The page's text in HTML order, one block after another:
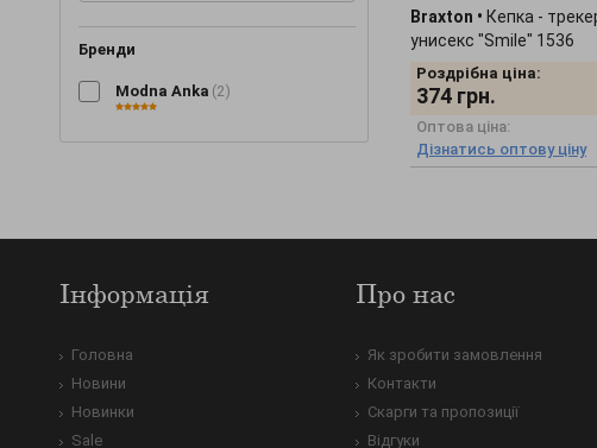
Бренди
Modna Anka (2)
Braxton • Кепка -
унисекс "Smile" 1536
Роздрібна ціна:
374 грн.
Оптова ціна:
Дізнатись оптову ціну
Інформація
Головна
Новини
Новинки
Sale
Про нас
Як зробити замовлення
Контакти
Скарги та пропозиції
Відгуки